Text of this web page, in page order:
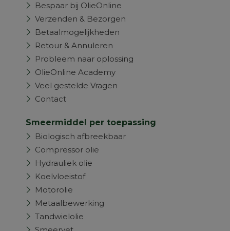
Bespaar bij OlieOnline
Verzenden & Bezorgen
Betaalmogelijkheden
Retour & Annuleren
Probleem naar oplossing
OlieOnline Academy
Veel gestelde Vragen
Contact
Smeermiddel per toepassing
Biologisch afbreekbaar
Compressor olie
Hydrauliek olie
Koelvloeistof
Motorolie
Metaalbewerking
Tandwielolie